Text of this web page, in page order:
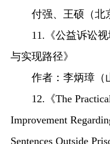
付强、王硕（北京
11.《公益诉讼视
与实现路径》
作者：李炳璋（山
12.《The Practical
Improvement
Sentences Outside